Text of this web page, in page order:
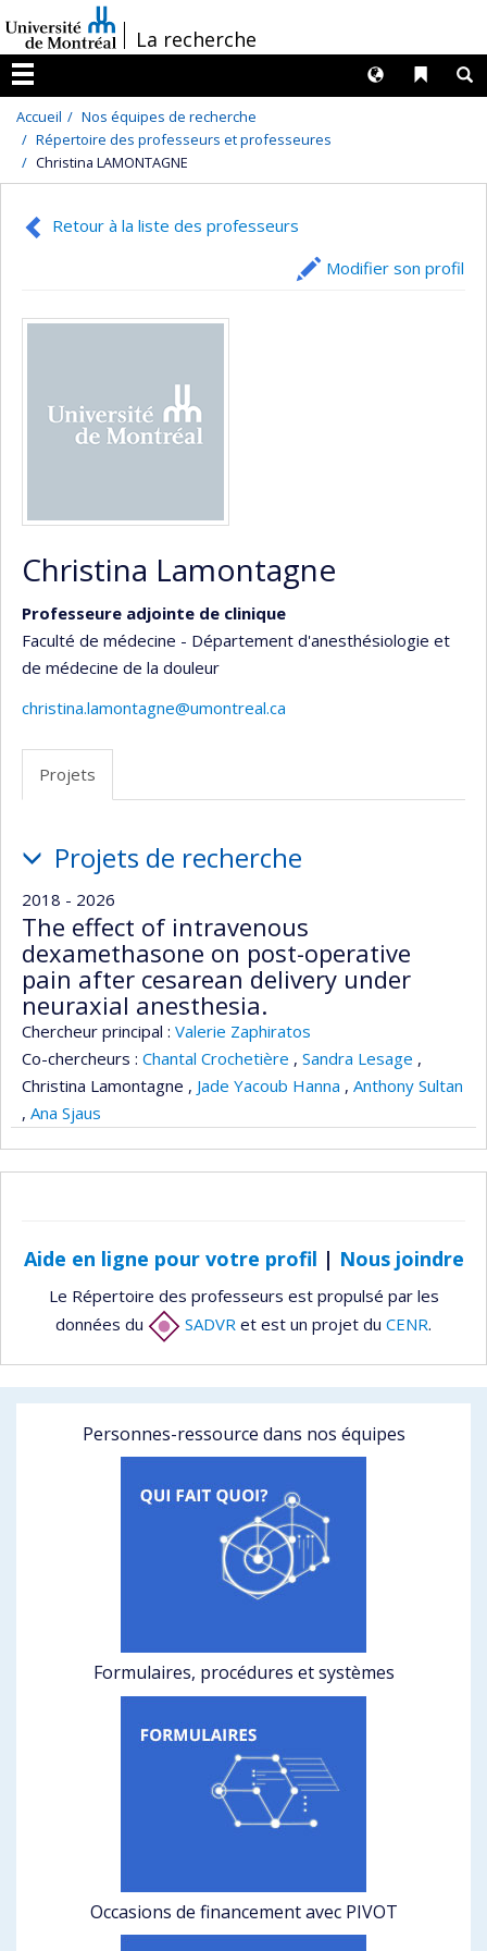
au
contenu
/La recherche
Menu
Liens
Langues
Accueil
Nos équipes de recherche
Répertoire des professeurs et professeures
Christina LAMONTAGNE
Retour à la liste des professeurs
Modifier son profil
Christina Lamontagne
Professeure adjointe de clinique
Faculté de médecine - Département d'anesthésiologie et
de médecine de la douleur
christina.lamontagne@umontreal.ca
Projets
Projets de recherche
2018 - 2026
The effect of intravenous
dexamethasone on post-operative
pain after cesarean delivery under
neuraxial anesthesia.
Chercheur principal : Valerie Zaphiratos
Co-chercheurs : Chantal Crochetière , Sandra Lesage ,
Christina Lamontagne , Jade Yacoub Hanna , Anthony Sultan
, Ana Sjaus
Aide en ligne pour votre profil | Nous joindre
Le Répertoire des professeurs est propulsé par les
données du
SADVR et est un projet du CENR.
Personnes-ressource dans nos équipes
Formulaires, procédures et systèmes
Occasions de financement avec PIVOT